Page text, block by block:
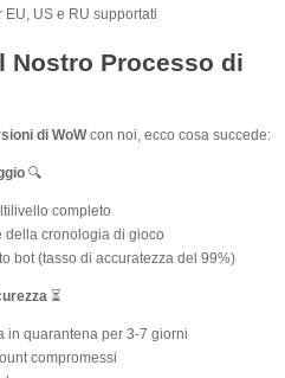
EU, US e RU supportati
Nostro Processo di
di WoWcon noi, ecco cosa succede:
🔍
completo
della cronologia di gioco
bot (tasso di accuratezza del 99%)
⏳
in quarantena per 3-7 giorni
compromessi